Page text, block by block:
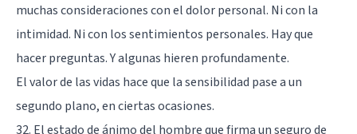
muchas consideraciones con el dolor personal. Ni con la
intimidad. Ni con los sentimientos personales. Hay que
hacer preguntas. Y algunas hieren profundamente.
El valor de las vidas hace que la sensibilidad pase a un
segundo plano, en ciertas ocasiones.
32. El estado de ánimo del hombre que firma un seguro de